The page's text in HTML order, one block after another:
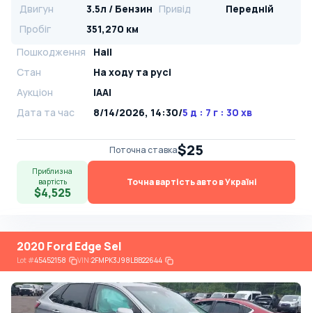
Двигун 3.5л / Бензин Привід
Передній
Пробіг
351,270 км
Пошкодження
Hail
Стан
На ​​ходу та русі
Аукціон
IAAI
Дата та час
8/14/2026, 14:30/5 д : 7 г : 30 хв
Поточна ставка$25
Приблизна
вартість
$4,525
Точна вартість авто в Україні
2020 Ford Edge Sel
Lot#45452158 VIN:2FMPK3J98LBB22644